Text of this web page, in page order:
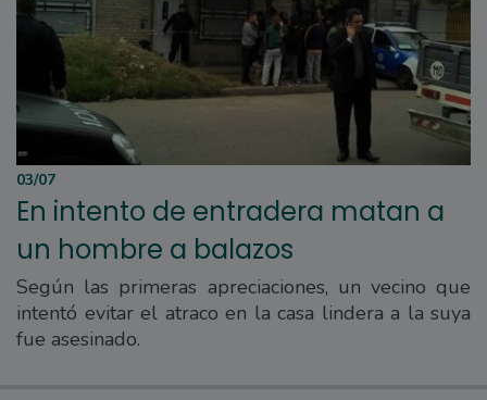
03/07
En intento de entradera matan a
un hombre a balazos
Según las primeras apreciaciones, un vecino que
intentó evitar el atraco en la casa lindera a la suya
fue asesinado.